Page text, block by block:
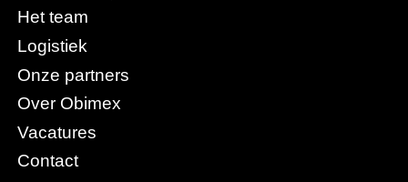
Het team
Logistiek
Onze partners
Over Obimex
Vacatures
Contact